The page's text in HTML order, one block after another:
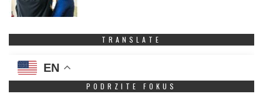
TRANSLATE
EN
PODRZITE FOKUS